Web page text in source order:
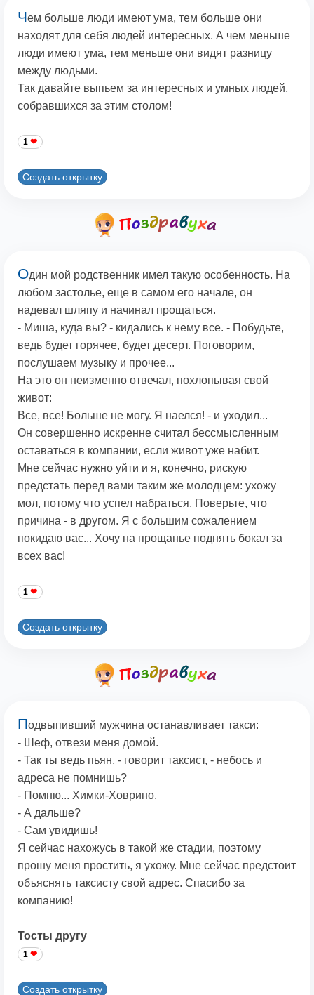
Чем больше люди имеют ума, тем больше они
находят для себя людей интересных. А чем меньше
люди имеют ума, тем меньше они видят разницу
между людьми.
Так давайте выпьем за интересных и умных людей,
собравшихся за этим столом!
1
Создать открытку
Один мой родственник имел такую особенность. На
любом застолье, еще в самом его начале, он
надевал шляпу и начинал прощаться.
- Миша, куда вы? - кидались к нему все. - Побудьте,
ведь будет горячее, будет десерт. Поговорим,
послушаем музыку и прочее...
На это он неизменно отвечал, похлопывая свой
живот:
Все, все! Больше не могу. Я наелся! - и уходил...
Он совершенно искренне считал бессмысленным
оставаться в компании, если живот уже набит.
Мне сейчас нужно уйти и я, конечно, рискую
предстать перед вами таким же молодцем: ухожу
мол, потому что успел набраться. Поверьте, что
причина - в другом. Я с большим сожалением
покидаю вас... Хочу на прощанье поднять бокал за
всех вас!
1
Создать открытку
Подвыпивший мужчина останавливает такси:
- Шеф, отвези меня домой.
- Так ты ведь пьян, - говорит таксист, - небось и
адреса не помнишь?
- Помню... Химки-Ховрино.
- А дальше?
- Сам увидишь!
Я сейчас нахожусь в такой же стадии, поэтому
прошу меня простить, я ухожу. Мне сейчас предстоит
объяснять таксисту свой адрес. Спасибо за
компанию!
Тосты другу
1
Создать открытку